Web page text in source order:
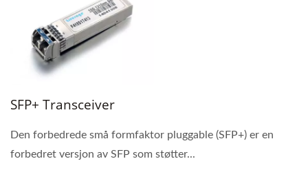
SFP+ Transceiver
Den forbedrede små formfaktor pluggable (SFP+) er en
forbedret versjon av SFP som støtter...